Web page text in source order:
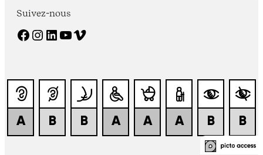
Suivez-nous
Facebook Instagram LinkedIn YouTube Vimeo